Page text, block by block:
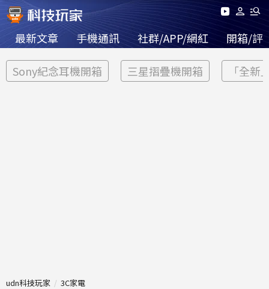
最新文章 手機通訊 社群/APP/網紅 開箱/評
Sony紀念耳機開箱 三星摺疊機開箱 「全新
udn科技玩家 3C家電